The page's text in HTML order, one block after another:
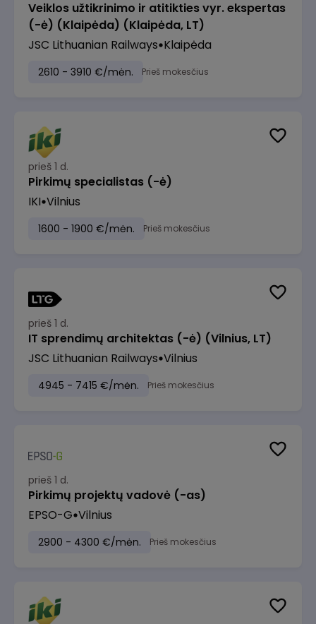
Veiklos užtikrinimo ir atitikties vyr. ekspertas
(-ė) (Klaipėda) (Klaipėda, LT)
JSC Lithuanian Railways Klaipėda
2610 - 3910 €/mėn. Prieš mokesčius
prieš 1 d.
Pirkimų specialistas (-ė)
IKI Vilnius
1600 - 1900 €/mėn. Prieš mokesčius
prieš 1 d.
IT sprendimų architektas (-ė) (Vilnius, LT)
JSC Lithuanian Railways Vilnius
4945 - 7415 €/mėn. Prieš mokesčius
prieš 1 d.
Pirkimų projektų vadovė (-as)
EPSO-G Vilnius
2900 - 4300 €/mėn. Prieš mokesčius